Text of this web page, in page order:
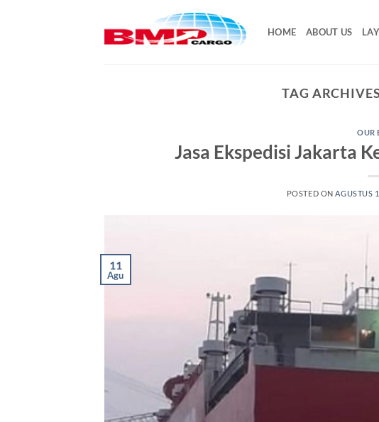
HOME ABOUT US
TAG
OUR
Jasa Ekspedisi Jakarta
POSTED ONAGUSTUS
11
Agu